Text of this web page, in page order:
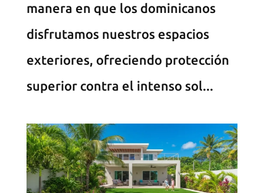
manera en que los dominicanos
disfrutamos nuestros espacios
exteriores, ofreciendo protección
superior contra el intenso sol...